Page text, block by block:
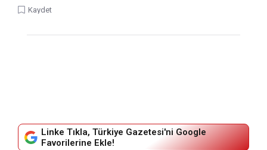
Kaydet
Linke Tıkla, Türkiye Gazetesi'ni Google
Favorilerine Ekle!